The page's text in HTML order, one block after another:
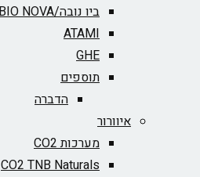
ביו נובה/BIO NOVA‏
ATAMI
GHE
תוספים
הדברה
איוורור
מערכות CO2
CO2 TNB Naturals